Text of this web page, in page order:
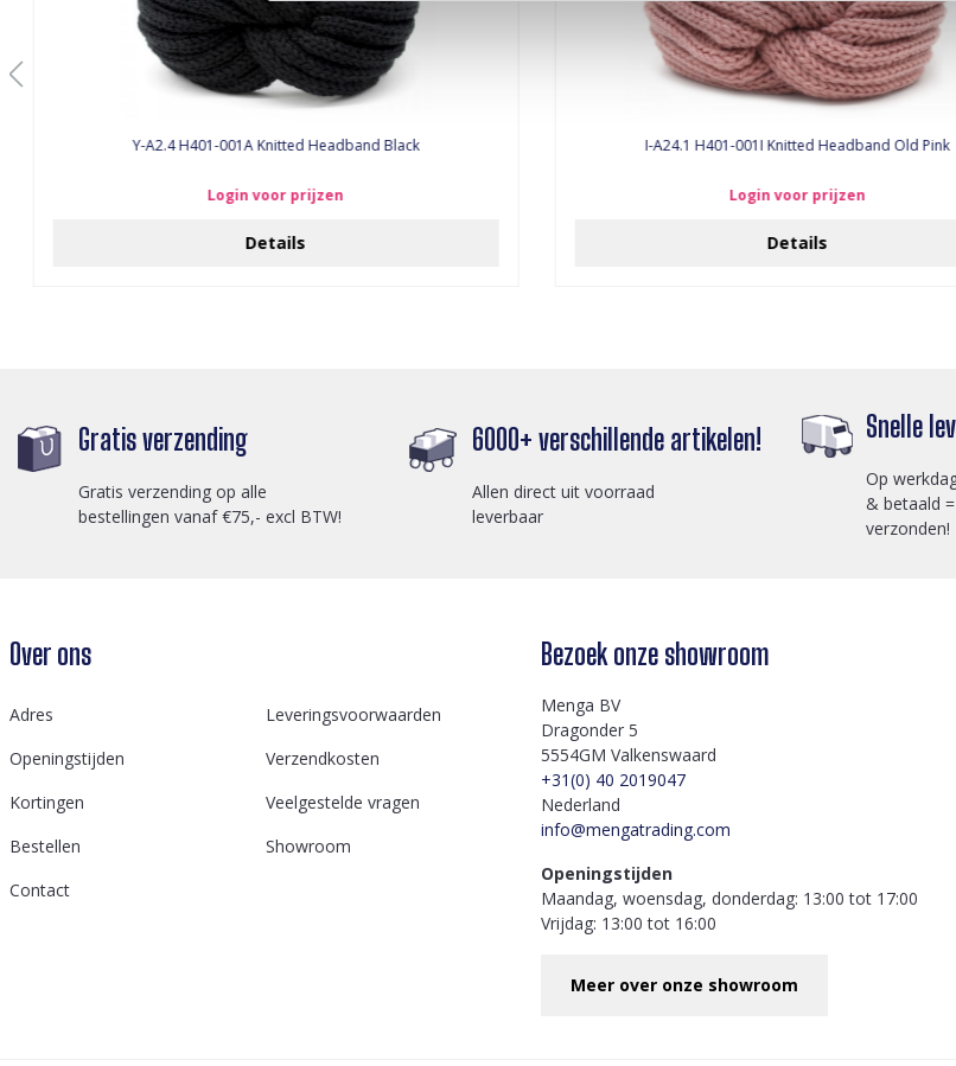
Y-A2.4 H401-001A Knitted Headband Black
Login voor prijzen
Details
I-A24.1 H401-001I Knitted Headband Old Pink
Login voor prijzen
Details
Gratis verzending
Gratis verzending op alle
bestellingen vanaf €75,- excl BTW!
6000+ verschillende artikelen!
Allen direct uit voorraad
leverbaar
Snelle
Op
& betaald
verzonden!
Over ons
Adres
Leveringsvoorwaarden
Openingstijden
Verzendkosten
Kortingen
Veelgestelde vragen
Bestellen
Showroom
Contact
Bezoek onze showroom
Menga BV
Dragonder 5
5554GM Valkenswaard
+31(0) 40 2019047
Nederland
info@mengatrading.com
Openingstijden
Maandag, woensdag, donderdag: 13:00 tot 17:00
Vrijdag: 13:00 tot 16:00
Meer over onze showroom